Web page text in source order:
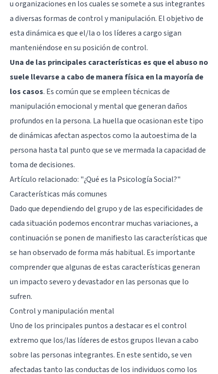
u organizaciones en los cuales se somete a sus integrantes
a diversas formas de control y manipulación. El objetivo de
esta dinámica es que el/la o los líderes a cargo sigan
manteniéndose en su posición de control.
Una de las principales características es que el abuso no
suele llevarse a cabo de manera física en la mayoría de
los casos. Es común que se empleen técnicas de
manipulación emocional y mental que generan daños
profundos en la persona. La huella que ocasionan este tipo
de dinámicas afectan aspectos como la autoestima de la
persona hasta tal punto que se ve mermada la capacidad de
toma de decisiones.
Artículo relacionado: "¿Qué es la Psicología Social?"
Características más comunes
Dado que dependiendo del grupo y de las especificidades de
cada situación podemos encontrar muchas variaciones, a
continuación se ponen de manifiesto las características que
se han observado de forma más habitual. Es importante
comprender que algunas de estas características generan
un impacto severo y devastador en las personas que lo
sufren.
Control y manipulación mental
Uno de los principales puntos a destacar es el control
extremo que los/las líderes de estos grupos llevan a cabo
sobre las personas integrantes. En este sentido, se ven
afectadas tanto las conductas de los individuos como los